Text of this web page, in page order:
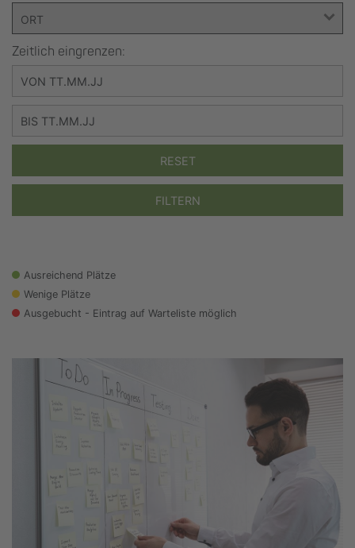
Zeitlich eingrenzen:
RESET
FILTERN
Ausreichend Plätze
Wenige Plätze
Ausgebucht - Eintrag auf Warteliste möglich